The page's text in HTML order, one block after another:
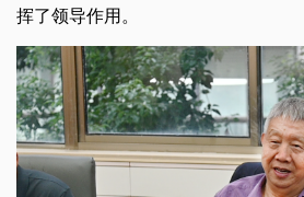
挥了领导作用。